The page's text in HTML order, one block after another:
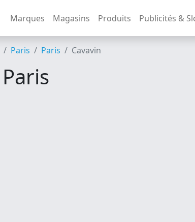
Marques Magasins Produits Publicités &
Paris Paris Cavavin